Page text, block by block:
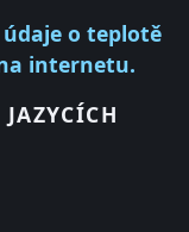
o teplotě
internetu.